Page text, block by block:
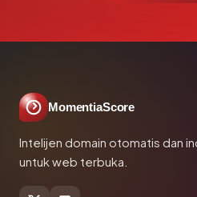
MomentiaScore
Intelijen domain otomatis dan
untuk web terbuka.